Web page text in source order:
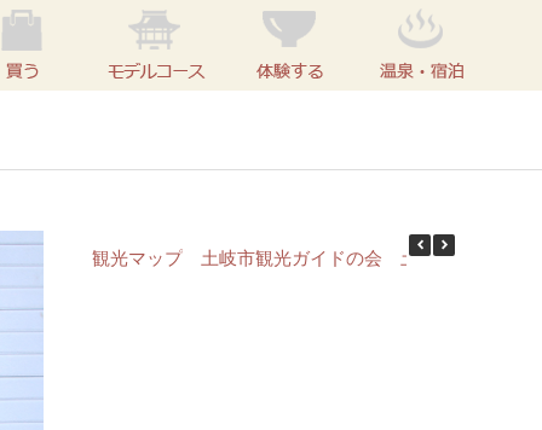
観光マップ 土岐市観光ガイドの会 土岐の昔話